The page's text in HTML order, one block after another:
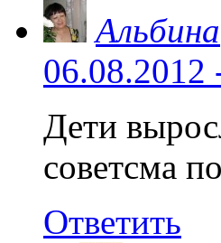
Альбина
06.08.2012
Дети
советсма
Ответить